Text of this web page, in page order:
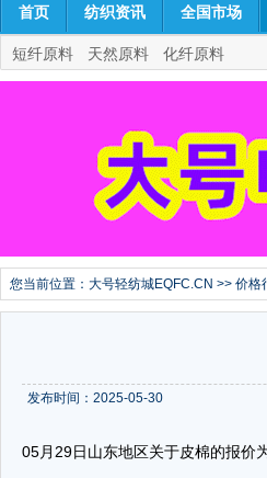
首页 纺织资讯 全国市场
短纤原料 天然原料 化纤原料
您当前位置： 大号轻纺城EQFC.CN >> 价格
发布时间：2025-05-30
05月29日山东地区关于皮棉的报价